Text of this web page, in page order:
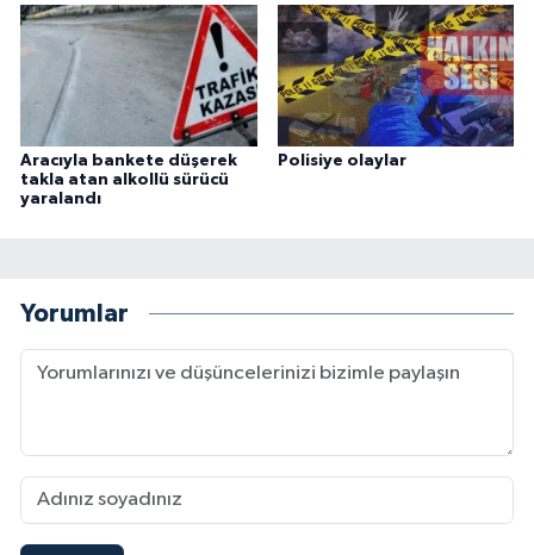
Aracıyla bankete düşerek
takla atan alkollü sürücü
yaralandı
Polisiye olaylar
Yorumlar